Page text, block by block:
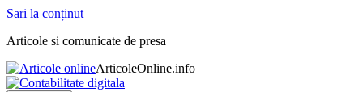
Sari la conținut
Articole si comunicate de presa
ArticoleOnline.info